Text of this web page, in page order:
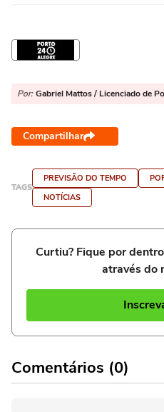
Por: Gabriel Mattos / Licenciado de
Compartilhar
TAGS
PREVISÃO DO TEMPO
NOTÍCIAS
Curtiu? Fique por
através do
Comentários (0)